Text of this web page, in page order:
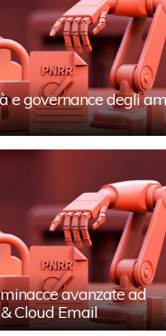
e governance degli
avanzate ad
Cloud Email